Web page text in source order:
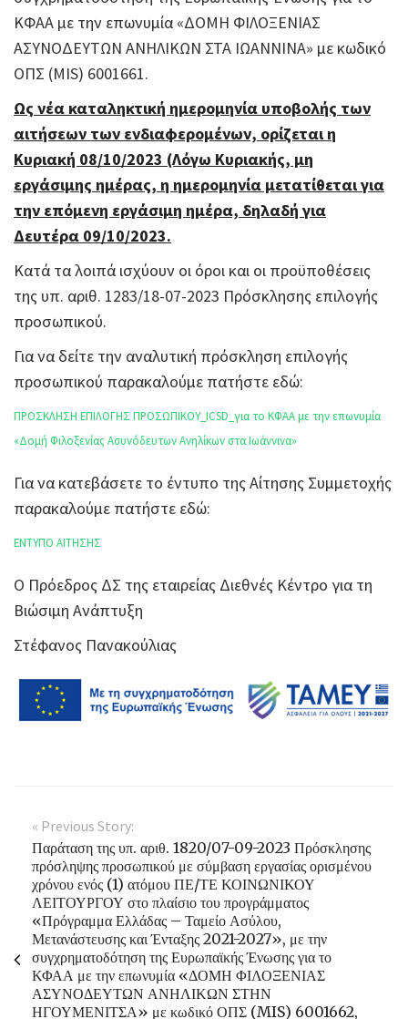
ΚΦΑΑ με την επωνυμία «ΔΟΜΗ ΦΙΛΟΞΕΝΙΑΣ
ΑΣΥΝΟΔΕΥΤΩΝ ΑΝΗΛΙΚΩΝ ΣΤΑ ΙΩΑΝΝΙΝΑ» με κωδικό
ΟΠΣ (MIS) 6001661.
Ως νέα καταληκτική ημερομηνία υποβολής των
αιτήσεων των ενδιαφερομένων, ορίζεται η
Κυριακή 08/10/2023 (Λόγω Κυριακής, μη
εργάσιμης ημέρας, η ημερομηνία μετατίθεται για
την επόμενη εργάσιμη ημέρα, δηλαδή για
Δευτέρα 09/10/2023.
Κατά τα λοιπά ισχύουν οι όροι και οι προϋποθέσεις
της υπ. αριθ. 1283/18-07-2023 Πρόσκλησης επιλογής
προσωπικού.
Για να δείτε την αναλυτική πρόσκληση επιλογής
προσωπικού παρακαλούμε πατήστε εδώ:
ΠΡΟΣΚΛΗΣΗ ΕΠΙΛΟΓΗΣ ΠΡΟΣΩΠΙΚΟΥ_ICSD_για το ΚΦΑΑ με την επωνυμία
«Δομή Φιλοξενίας Ασυνόδευτων Ανηλίκων στα Ιωάννινα»
Για να κατεβάσετε το έντυπο της Αίτησης Συμμετοχής
παρακαλούμε πατήστε εδώ:
ΕΝΤΥΠΟ ΑΙΤΗΣΗΣ
Ο Πρόεδρος ΔΣ της εταιρείας Διεθνές Κέντρο για τη
Βιώσιμη Ανάπτυξη
Στέφανος Πανακούλιας
« Previous Story:
Παράταση της υπ. αριθ. 1820/07-09-2023 Πρόσκλησης
πρόσληψης προσωπικού με σύμβαση εργασίας ορισμένου
χρόνου ενός (1) ατόμου ΠΕ/ΤΕ ΚΟΙΝΩΝΙΚΟΥ
ΛΕΙΤΟΥΡΓΟΥ στο πλαίσιο του προγράμματος
«Πρόγραμμα Ελλάδας – Ταμείο Ασύλου,
Μετανάστευσης και Ένταξης 2021-2027», με την
συγχρηματοδότηση της Ευρωπαϊκής Ένωσης για το
ΚΦΑΑ με την επωνυμία «ΔΟΜΗ ΦΙΛΟΞΕΝΙΑΣ
ΑΣΥΝΟΔΕΥΤΩΝ ΑΝΗΛΙΚΩΝ ΣΤΗΝ
ΗΓΟΥΜΕΝΙΤΣΑ» με κωδικό ΟΠΣ (MIS) 6001662,